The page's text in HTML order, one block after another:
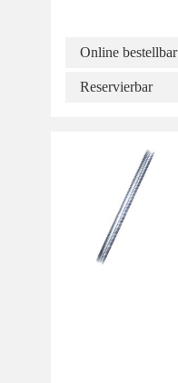
Online bestellbar
Reservierbar